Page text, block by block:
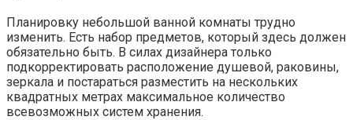
Планировку небольшой ванной комнаты трудно
изменить. Есть набор предметов, который здесь должен
обязательно быть. В силах дизайнера только
подкорректировать расположение душевой, раковины,
зеркала и постараться разместить на нескольких
квадратных метрах максимальное количество
всевозможных систем хранения.